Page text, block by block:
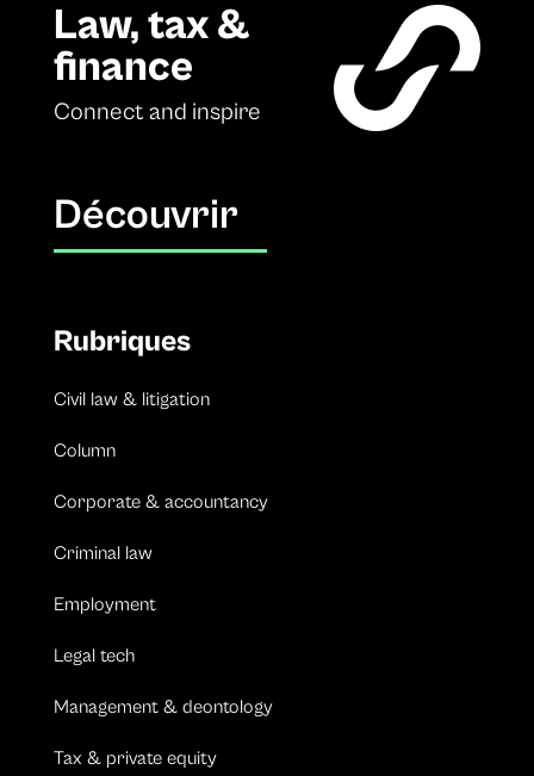
Law, tax &
finance
Connect and inspire
Découvrir
Rubriques
Civil law & litigation
Column
Corporate & accountancy
Criminal law
Employment
Legal tech
Management & deontology
Tax & private equity